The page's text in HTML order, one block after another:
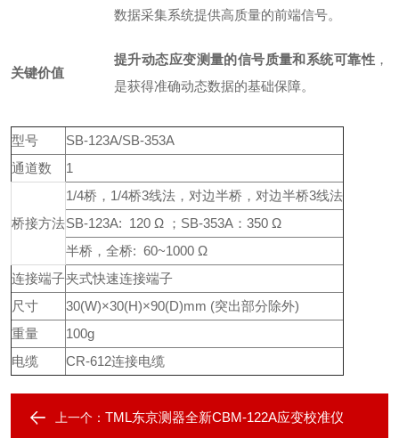
数据采集系统提供高质量的前端信号。
关键价值
提升动态应变测量的信号质量和系统可靠性 ，
是获得准确动态数据的基础保障。
型号
SB-123A/SB-353A
通道数
1
桥接方法
1/4桥，1/4桥3线法，对边半桥，对边半桥3线法
SB-123A: 120 Ω ；SB-353A：350 Ω
半桥，全桥: 60~1000 Ω
连接端子夹式快速连接端子
尺寸
30(W)×30(H)×90(D)mm (突出部分除外)
重量
100g
电缆
CR-612连接电缆
上一个： TML东京测器全新CBM-122A应变校准仪